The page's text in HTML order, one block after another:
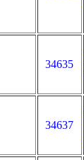
34635
34637